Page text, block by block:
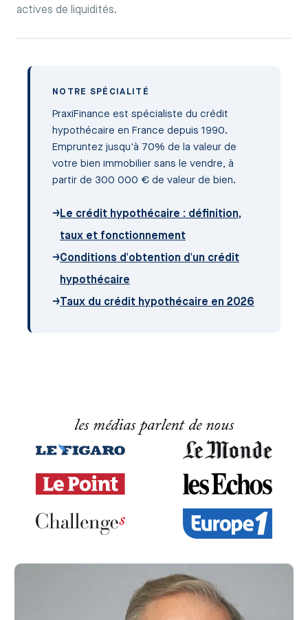
actives de liquidités.
NOTRE SPÉCIALITÉ
PraxiFinance est spécialiste du crédit
hypothécaire en France depuis 1990.
Empruntez jusqu'à 70% de la valeur de
votre bien immobilier sans le vendre, à
partir de 300 000 € de valeur de bien.
→Le crédit hypothécaire : définition,
taux et fonctionnement
→Conditions d'obtention d'un crédit
hypothécaire
→Taux du crédit hypothécaire en 2026
les médias parlent de nous